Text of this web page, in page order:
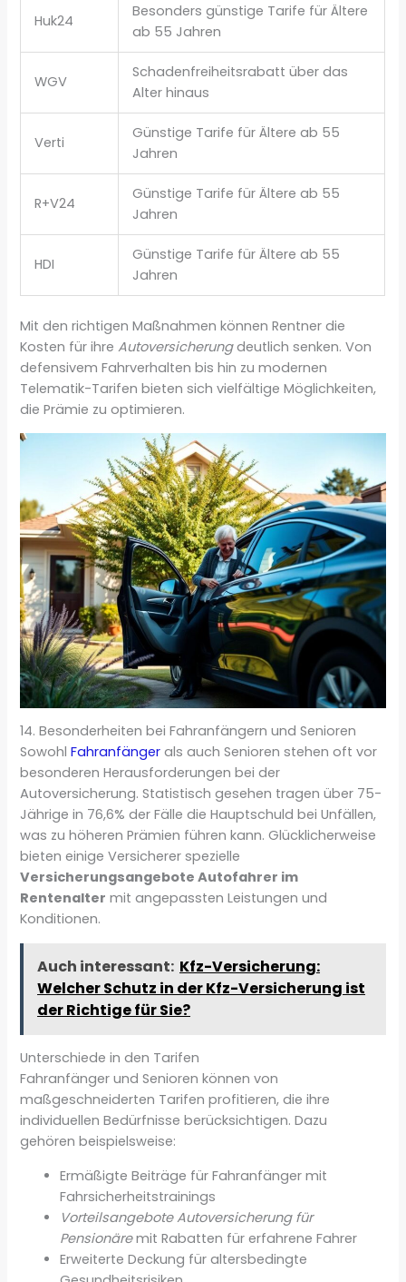
Huk24
Besonders günstige Tarife für Ältere
ab 55 Jahren
WGV
Schadenfreiheitsrabatt über das
Alter hinaus
Verti
Günstige Tarife für Ältere ab 55
Jahren
R+V24
Günstige Tarife für Ältere ab 55
Jahren
HDI
Günstige Tarife für Ältere ab 55
Jahren
Mit den richtigen Maßnahmen können Rentner die
Kosten für ihreAutoversicherungdeutlich senken. Von
defensivem Fahrverhalten bis hin zu modernen
Telematik-Tarifen bieten sich vielfältige Möglichkeiten,
die Prämie zu optimieren.
14. Besonderheiten bei Fahranfängern und Senioren
SowohlFahranfänger als auch Senioren stehen oft vor
besonderen Herausforderungen bei der
Autoversicherung. Statistisch gesehen tragen über 75-
Jährige in 76,6% der Fälle die Hauptschuld bei Unfällen,
was zu höheren Prämien führen kann. Glücklicherweise
bieten einige Versicherer spezielle
Versicherungsangebote Autofahrer im
Rentenalter mit angepassten Leistungen und
Konditionen.
Auch interessant: Kfz-Versicherung:
Welcher Schutz in der Kfz-Versicherung ist
der Richtige für Sie?
Unterschiede in den Tarifen
Fahranfänger und Senioren können von
maßgeschneiderten Tarifen profitieren, die ihre
individuellen Bedürfnisse berücksichtigen. Dazu
gehören beispielsweise:
Ermäßigte Beiträge für Fahranfänger mit
Fahrsicherheitstrainings
Vorteilsangebote Autoversicherung für
Pensionäremit Rabatten für erfahrene Fahrer
Erweiterte Deckung für altersbedingte